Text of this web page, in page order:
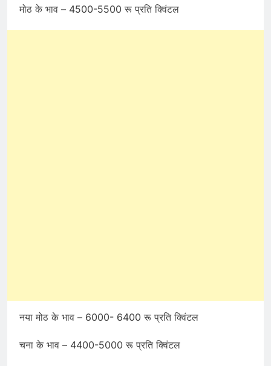
मोठ के भाव – 4500-5500 रू प्रति क्विंटल
नया मोठ के भाव – 6000- 6400 रू प्रति क्विंटल
चना के भाव – 4400-5000 रू प्रति क्विंटल